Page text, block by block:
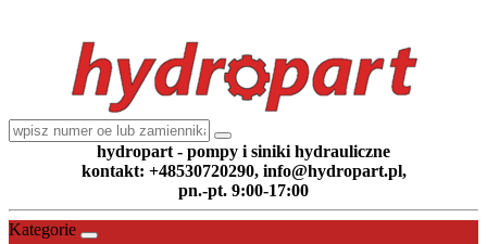
hydropart - pompy i siniki hydrauliczne
kontakt: +48530720290, info@hydropart.pl,
pn.-pt. 9:00-17:00
Kategorie